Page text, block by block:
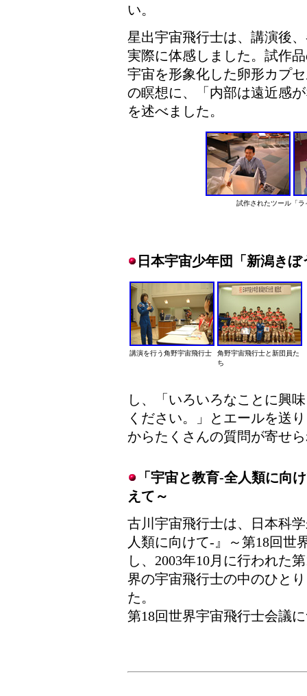
い。
星出宇宙飛行士は、講演後
実際に体感しました。試作
宇宙を形象化した卵形カプ
の瞑想に、「内部は遠近感
を述べました。
試作されたツール「
日本宇宙少年団「新潟き
講演を行う角野宇宙飛行士
角野宇宙飛行士と新団員た
ち
し、「いろいろなことに興
ください。」とエールを送
からたくさんの質問が寄せ
「宇宙と教育-全人類に向
えて～
古川宇宙飛行士は、日本科
人類に向けて-』～第18回世
し、2003年10月に行われた
界の宇宙飛行士の中のひと
た。
第18回世界宇宙飛行士会議